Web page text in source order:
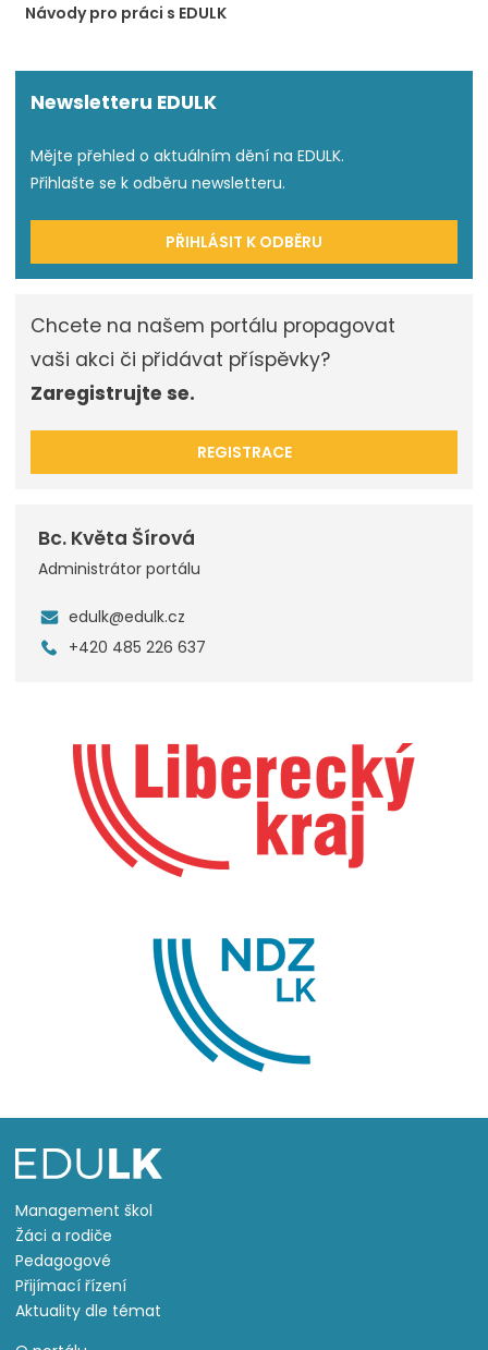
Návody pro práci s EDULK
Newsletteru EDULK
Mějte přehled o aktuálním dění na EDULK.
Přihlašte se k odběru newsletteru.
PŘIHLÁSIT K ODBĚRU
Chcete na našem portálu propagovat
vaši akci či přidávat příspěvky?
Zaregistrujte se.
REGISTRACE
Bc. Květa Šírová
Administrátor portálu
edulk@edulk.cz
+420 485 226 637
Management škol
Žáci a rodiče
Pedagogové
Přijímací řízení
Aktuality dle témat